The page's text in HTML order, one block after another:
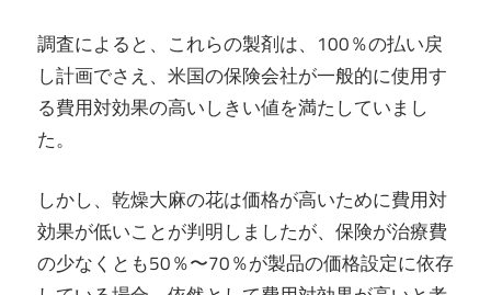
調査によると、これらの製剤は、100％の払い戻
し計画でさえ、米国の保険会社が一般的に使用す
る費用対効果の高いしきい値を満たしていまし
た。
しかし、乾燥大麻の花は価格が高いために費用対
効果が低いことが判明しましたが、保険が治療費
の少なくとも50％〜70％が製品の価格設定に依存